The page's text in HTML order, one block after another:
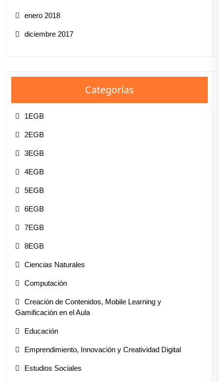
enero 2018
diciembre 2017
Categorías
1EGB
2EGB
3EGB
4EGB
5EGB
6EGB
7EGB
8EGB
Ciencias Naturales
Computación
Creación de Contenidos, Mobile Learning y
Gamificación en el Aula
Educación
Emprendimiento, Innovación y Creatividad Digital
Estudios Sociales